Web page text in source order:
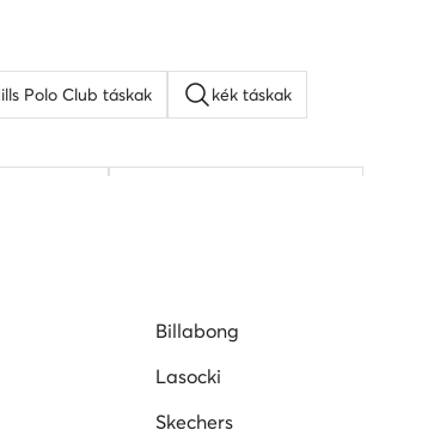
Polo Club táskak kék táskak
Billabong
Lasocki
Skechers